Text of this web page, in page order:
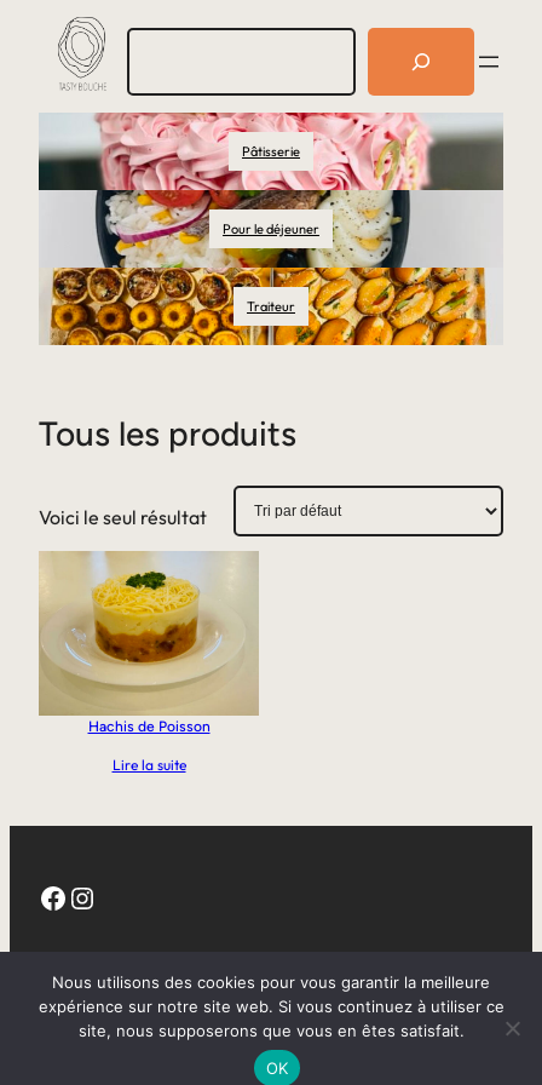
R
e
r
c
h
e
r
Pâtisserie
Pour le déjeuner
Traiteur
Tous les produits
Voici le seul résultat
Hachis de Poisson
Lire la suite
Facebook Instagram
CGV
Nous utilisons des cookies pour vous garantir la meilleure
expérience sur notre site web. Si vous continuez à utiliser ce
site, nous supposerons que vous en êtes satisfait.
OK